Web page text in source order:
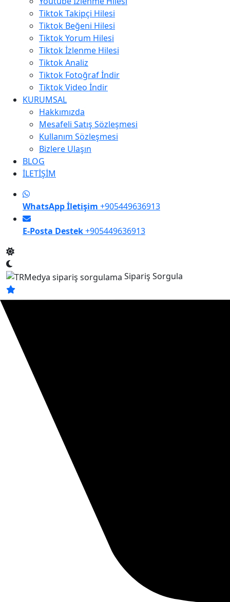
Tiktok Takipçi Hilesi
Tiktok Beğeni Hilesi
Tiktok Yorum Hilesi
Tiktok İzlenme Hilesi
Tiktok Analiz
Tiktok Fotoğraf İndir
Tiktok Video İndir
KURUMSAL
Hakkımızda
Mesafeli Satış Sözleşmesi
Kullanım Sözleşmesi
Bizlere Ulaşın
BLOG
İLETİŞİM
WhatsApp İletişim +905449636913
E-Posta Destek+905449636913
Sipariş Sorgula